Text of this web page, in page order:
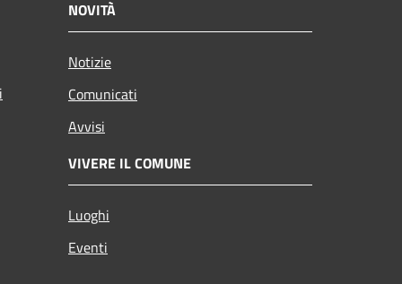
NOVITÀ
Notizie
Comunicati
Avvisi
VIVERE IL COMUNE
Luoghi
Eventi